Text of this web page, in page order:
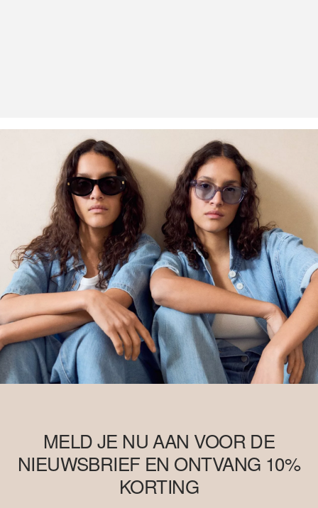
MELD JE NU AAN VOOR DE
NIEUWSBRIEF EN ONTVANG 10%
KORTING